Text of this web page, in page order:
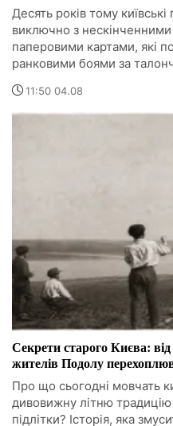
Десять років тому
виключно з
паперовими картами, які
ранковими боями за
11:50 04.08
Секрети старого Києва:
жителів Подолу
Про що сьогодні мовчать
дивовижну літню
підлітки? Історія, яка